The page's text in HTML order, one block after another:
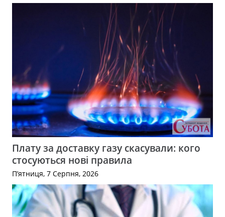
Плату за доставку газу скасували: кого
стосуються нові правила
П’ятниця, 7 Серпня, 2026